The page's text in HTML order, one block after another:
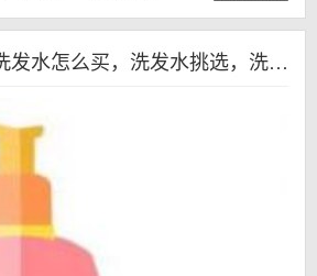
洗发水怎么选，洗发水怎么买，洗发水挑选，洗发水怎么购买，洗发液选择方法，洗头怎样，洗发水选择，洗发水什么牌子好 ，什么洗发水好